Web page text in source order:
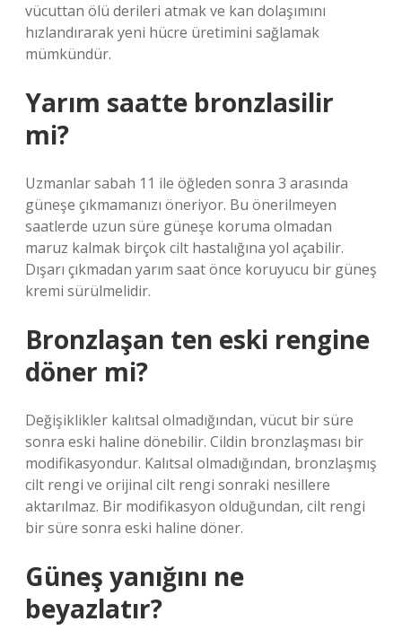
vücuttan ölü derileri atmak ve kan dolaşımını
hızlandırarak yeni hücre üretimini sağlamak
mümkündür.
Yarım saatte bronzlasilir
mi?
Uzmanlar sabah 11 ile öğleden sonra 3 arasında
güneşe çıkmamanızı öneriyor. Bu önerilmeyen
saatlerde uzun süre güneşe koruma olmadan
maruz kalmak birçok cilt hastalığına yol açabilir.
Dışarı çıkmadan yarım saat önce koruyucu bir güneş
kremi sürülmelidir.
Bronzlaşan ten eski rengine
döner mi?
Değişiklikler kalıtsal olmadığından, vücut bir süre
sonra eski haline dönebilir. Cildin bronzlaşması bir
modifikasyondur. Kalıtsal olmadığından, bronzlaşmış
cilt rengi ve orijinal cilt rengi sonraki nesillere
aktarılmaz. Bir modifikasyon olduğundan, cilt rengi
bir süre sonra eski haline döner.
Güneş yanığını ne
beyazlatır?